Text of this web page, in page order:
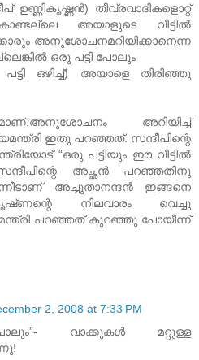
ഉണ്ണികൃഷ്ണന്‍) തീവ്രവാദികളൊറ്റ്‌
അയാളുടെ വീട്ടില്‍
അനുശോചനമറിയിക്കാനെന്ന
ഒരു പട്ടി പോലും
പട്ടി ഒഴിച്ച്‌) അയാളെ തിരിഞ്ഞു
അറിയിച്ച്
ഇതു പറഞ്ഞത്. സന്ദീപിന്റെ
“ഒരു പട്ടിയും ഈ വീട്ടില്‍
അച്ഛന്‍ പറഞ്ഞതിനു
അച്ചുതാ‍നന്ദന്‍ ഇങ്ങനെ
നിലവാരം വെച്ചു
പറഞ്ഞത് കുറഞ്ഞു പോയീന്ന്
2, 2008 at 7:33 PM
- വാക്കുകള്‍ മറ്റുള്ള